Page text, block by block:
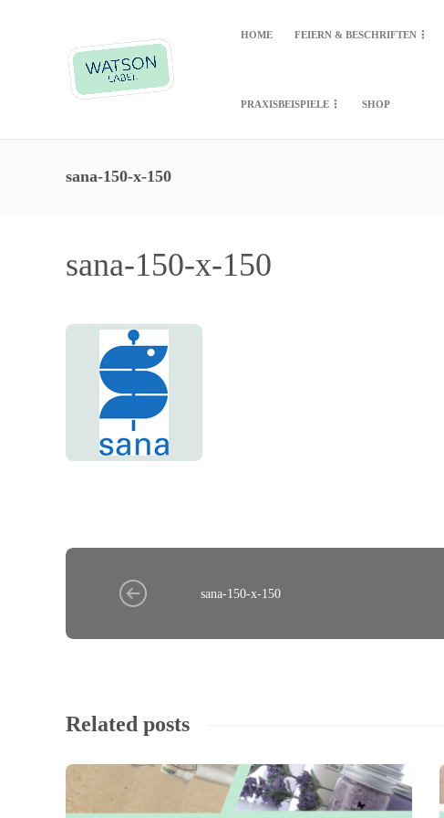
HOME FEIERN & BESCHRIFTEN
PRAXISBEISPIELE SHOP
sana-150-x-150
sana-150-x-150
sana-150-x-150
Related posts